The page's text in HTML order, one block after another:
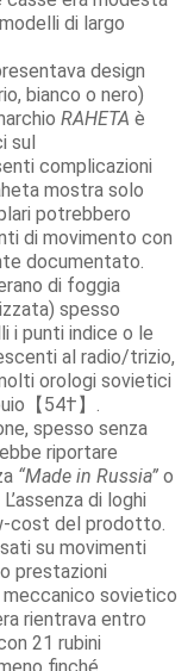
di largo
design
bianco o nero)
RAHETA è
sul
complicazioni
mostra solo
potrebbero
di movimento con
documentato.
di foggia
spesso
i punti indice o le
al radio/trizio,
orologi sovietici
【54†】.
spesso senza
riportare
“Made in Russia” o
di loghi
cost del prodotto.
su movimenti
prestazioni
meccanico sovietico
rientrava entro
21 rubini